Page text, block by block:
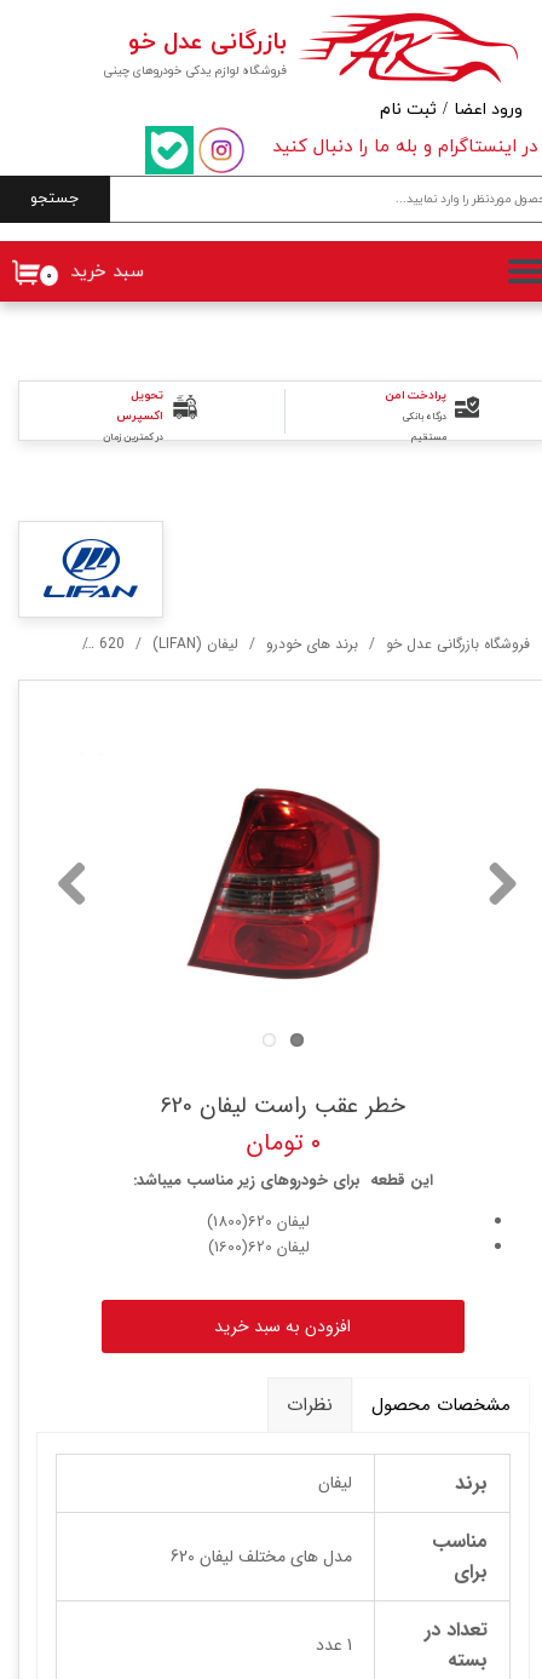
فروشگاه لوازم یدکی خودروهای چینی
بازرگانی عدل خو
جستجو
۰ سبد خرید
در اینستاگرام و بله ما را دنبال کنید
ورود اعضا / ثبت نام
حساب کاربری من
تغییر گذر واژه
سفارشات
خروج از حساب کاربری
فروشگاه بازرگانی عدل خو برند های خودرو لیفان (LIFAN) 620
خطر عقب راست لیفان 620
۰ تومان
این قطعه برای خودروهای زیر مناسب میباشد:
لیفان 620(1800)
لیفان 620(1600)
افزودن به سبد خرید
مشخصات محصول نظرات
برند لیفان
مناسب
برای
مدل های مختلف لیفان 620
تعداد در
بسته
1 عدد
تحویل
اکسپرس
در کمترین زمان
پرادخت امن
درگاه بانکی
مستقیم